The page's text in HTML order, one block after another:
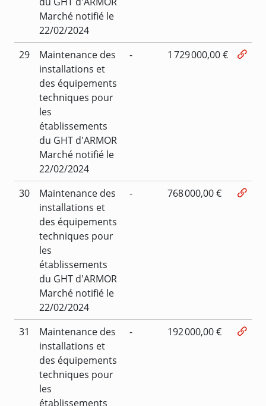
Marché notifié le
22/02/2024
29
Maintenance des
installations et
des équipements
techniques pour
les
établissements
du GHT d'ARMOR
Marché notifié le
22/02/2024
- 1 729 000,00 €
30
Maintenance des
installations et
des équipements
techniques pour
les
établissements
du GHT d'ARMOR
Marché notifié le
22/02/2024
- 768 000,00 €
31
Maintenance des
installations et
des équipements
techniques pour
les
établissements
- 192 000,00 €